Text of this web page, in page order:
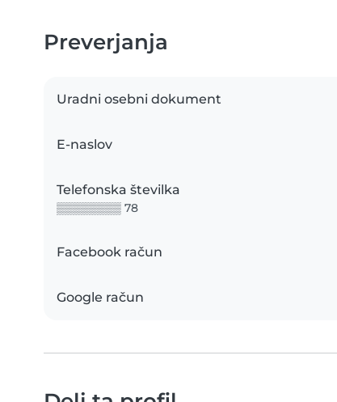
Preverjanja
Uradni osebni dokument
E-naslov
Telefonska številka
▒▒▒▒▒▒▒▒ 78
Facebook račun
Google račun